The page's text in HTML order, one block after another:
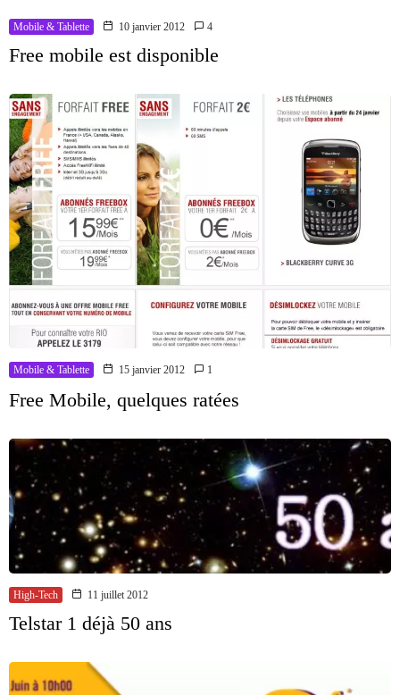
Mobile & Tablette 10 janvier 2012 4
Free mobile est disponible
Mobile & Tablette 15 janvier 2012 1
Free Mobile, quelques ratées
High-Tech 11 juillet 2012
Telstar 1 déjà 50 ans